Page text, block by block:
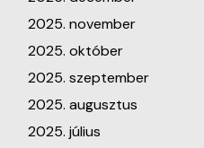
2025. november
2025. október
2025. szeptember
2025. augusztus
2025. július